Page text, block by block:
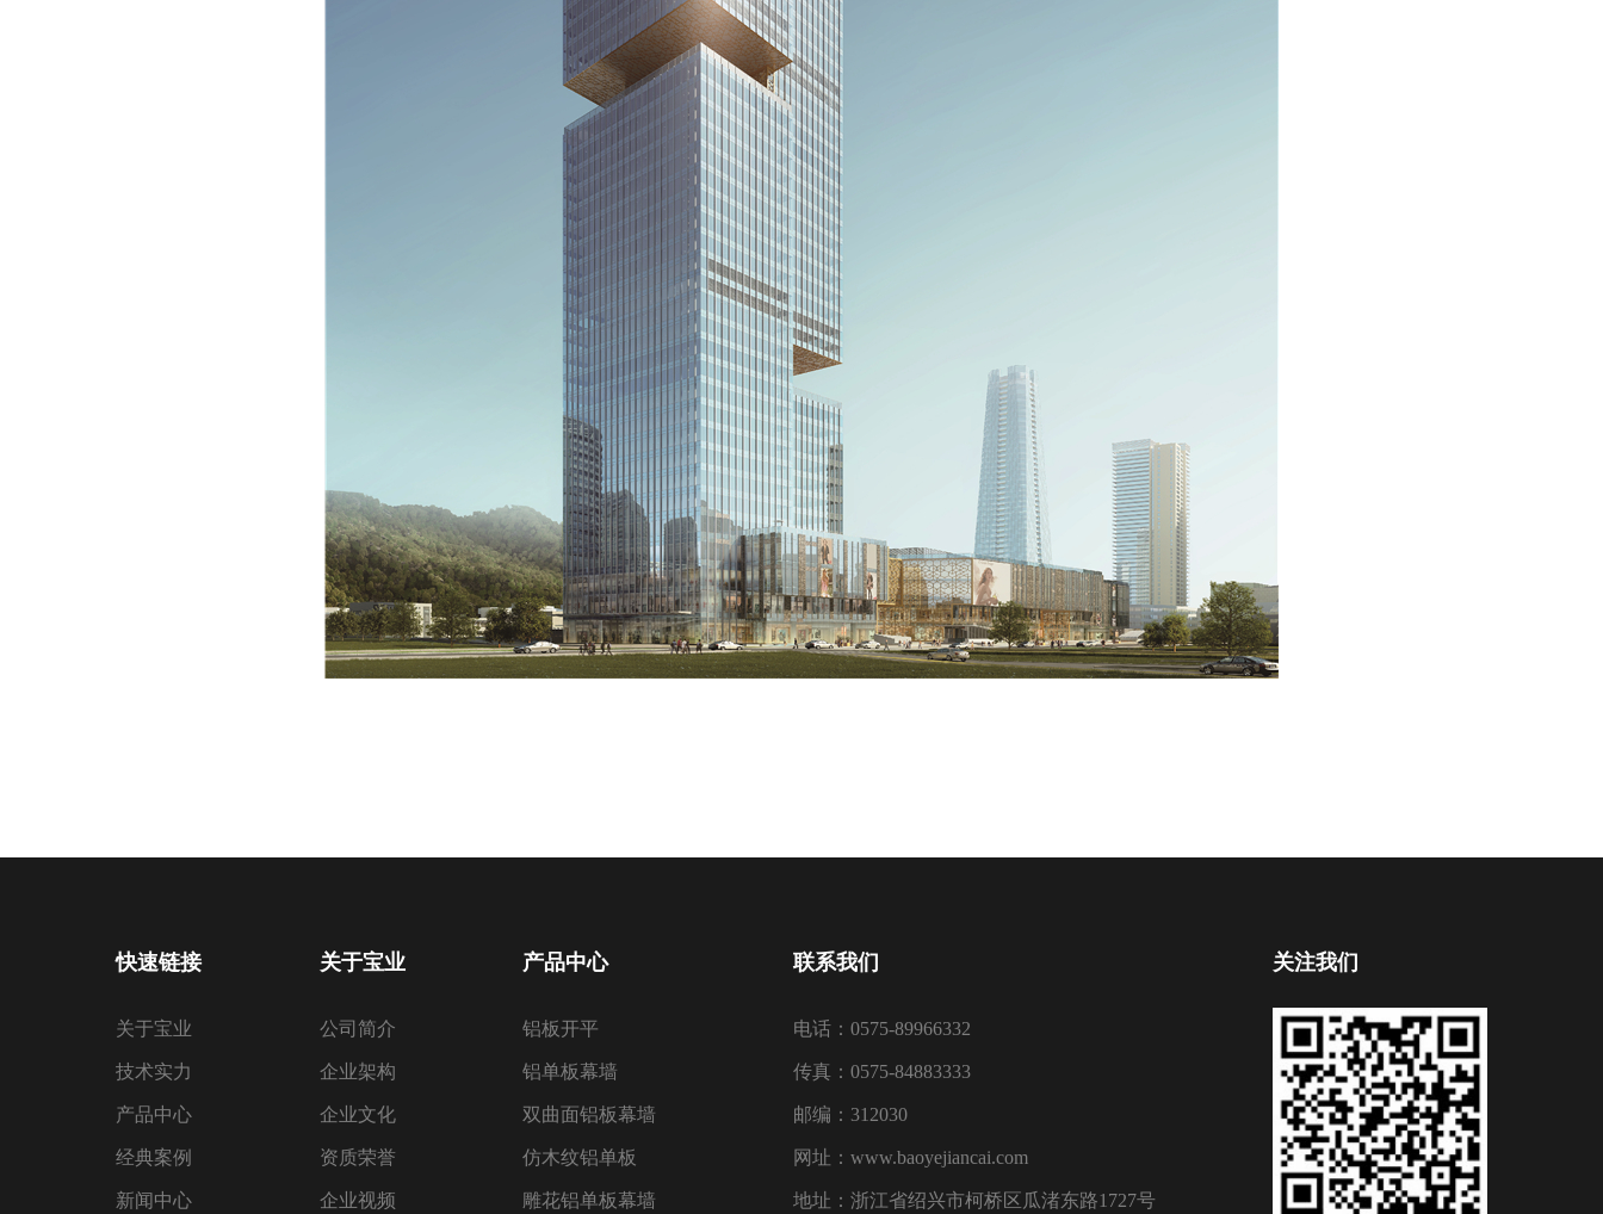
快速链接
关于宝业
技术实力
产品中心
经典案例
新闻中心
关于宝业
公司简介
企业架构
企业文化
资质荣誉
企业视频
产品中心
铝板开平
铝单板幕墙
双曲面铝板幕墙
仿木纹铝单板
雕花铝单板幕墙
联系我们
电话：0575-89966332
传真：0575-84883333
邮编：312030
网址：www.baoyejiancai.com
地址：浙江省绍兴市柯桥区瓜渚东路1727号
关注我们